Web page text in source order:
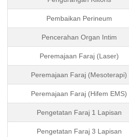
Pembaikan Perineum
Pencerahan Organ Intim
Peremajaan Faraj (Laser)
Peremajaan Faraj (Mesoterapi)
Peremajaan Faraj (Hifem EMS)
Pengetatan Faraj 1 Lapisan
Pengetatan Faraj 3 Lapisan